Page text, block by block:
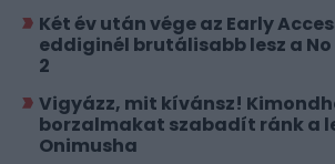
Két év után vége az Early
eddiginél brutálisabb lesz a No
2
Vigyázz, mit kívánsz!
borzalmakat szabadít ránk a
Onimusha